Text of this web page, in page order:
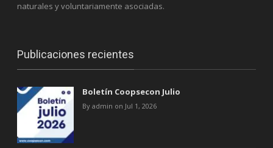
naturales y voluntariamente asociadas.
Publicaciones recientes
Boletín Coopsecon Julio
By admin on Jul 1, 2026